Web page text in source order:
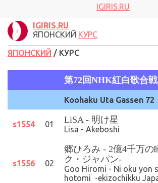
IGIRIS.RU
IGIRIS.RU
ЯПОНСКИЙ КУРС
ЯПОНСКИЙ / КУРС
第72回NHK紅白歌合戦
Koohaku Uta Gassen 72
s1554 01 LiSA - 明け星
Lisa - Akeboshi
s1556 02
郷ひろみ - 2億4千万の
ク・ジャパン-
Goo Hiromi - Ni oku yon
hotomi -ekizochikku